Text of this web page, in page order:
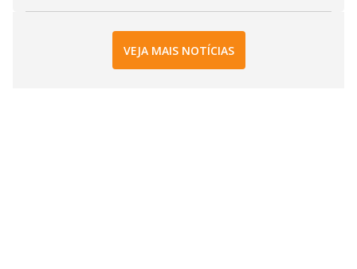
VEJA MAIS NOTÍCIAS